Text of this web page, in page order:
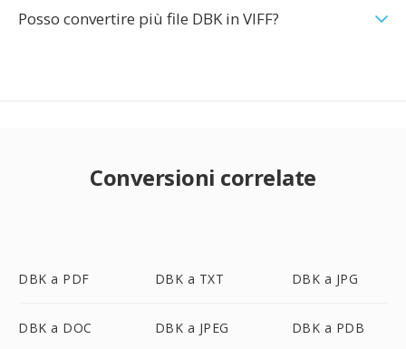
Posso convertire più file DBK in VIFF?
Conversioni correlate
DBK a PDF DBK a TXT DBK a JPG
DBK a DOC DBK a JPEG DBK a PDB